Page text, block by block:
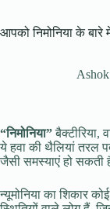
आपको निमोनिया के बारे
“निमोनिया”बैक्टीरिया,
ये हवा की थैलियां तरल
जैसी समस्याएं हो सकती
न्यूमोनिया का शिकार